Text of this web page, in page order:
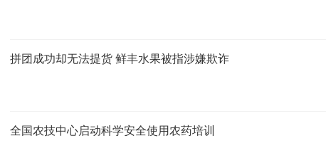
拼团成功却无法提货 鲜丰水果被指涉嫌欺诈
全国农技中心启动科学安全使用农药培训